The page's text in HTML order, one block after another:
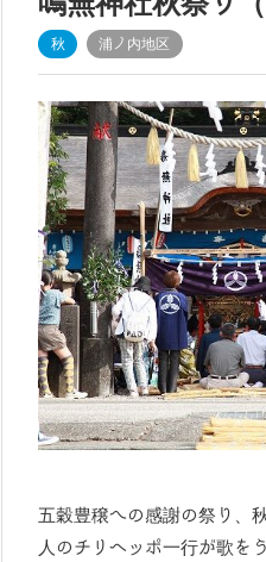
秋 浦ノ内地区
五穀豊穣への感謝の祭り、
人のチリヘッポ一行が歌を